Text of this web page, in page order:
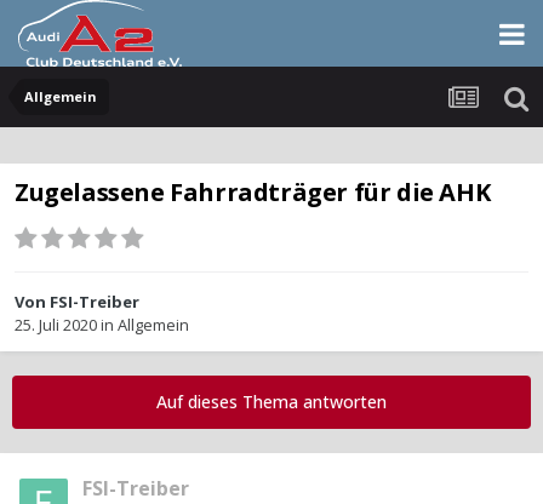
Allgemein
Zugelassene Fahrradträger für die AHK
Von FSI-Treiber
25. Juli 2020in Allgemein
Auf dieses Thema antworten
FSI-Treiber